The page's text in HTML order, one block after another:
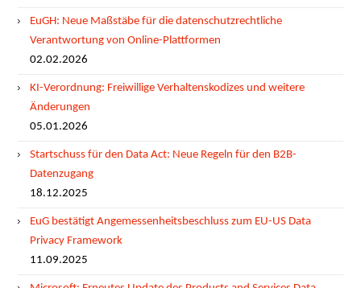
EuGH: Neue Maßstäbe für die datenschutzrechtliche
Verantwortung von Online-Plattformen
02.02.2026
KI-Verordnung: Freiwillige Verhaltenskodizes und weitere
Änderungen
05.01.2026
Startschuss für den Data Act: Neue Regeln für den B2B-
Datenzugang
18.12.2025
EuG bestätigt Angemessenheitsbeschluss zum EU-US Data
Privacy Framework
11.09.2025